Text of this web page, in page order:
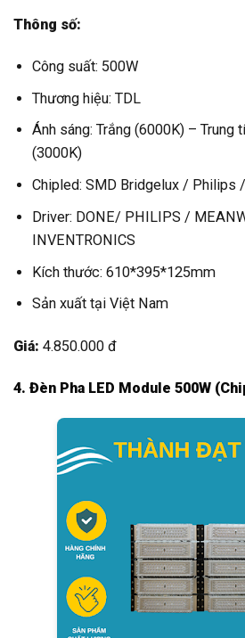
Thông số:
Công suất: 500W
Thương hiệu: TDL
Ánh sáng: Trắng (6000K) – Trung
(3000K)
Chipled: SMD Bridgelux / Philips
Driver: DONE/ PHILIPS /
INVENTRONICS
Kích thước: 610*395*125mm
Sản xuất tại Việt Nam
Giá: 4.850.000 đ
4. Đèn Pha LED Module 500W